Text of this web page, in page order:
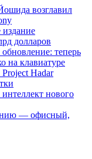
возглавил
издание
долларов
теперь
на клавиатуре
Hadar
нового
— офисный,